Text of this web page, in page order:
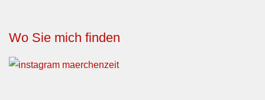
Wo Sie mich finden